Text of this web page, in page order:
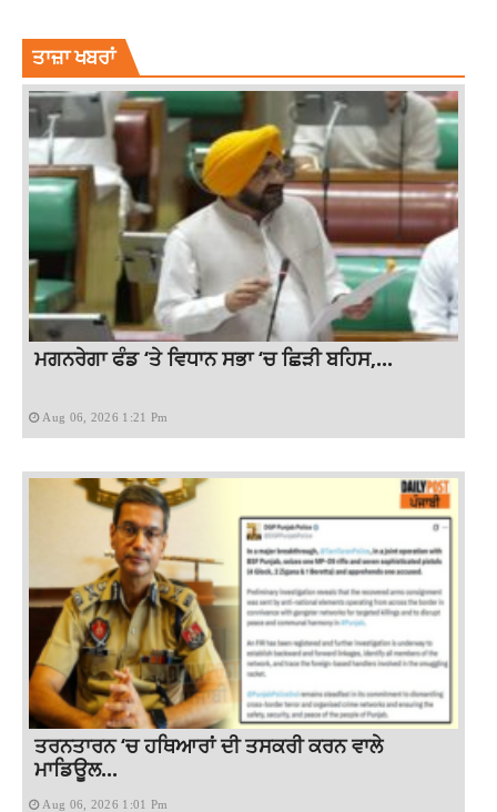
ਤਾਜ਼ਾ ਖਬਰਾਂ
ਮਗਨਰੇਗਾ ਫੰਡ ‘ਤੇ ਵਿਧਾਨ ਸਭਾ ‘ਚ ਛਿੜੀ ਬਹਿਸ,...
Aug 06, 2026 1:21 Pm
ਤਰਨਤਾਰਨ ‘ਚ ਹਥਿਆਰਾਂ ਦੀ ਤਸਕਰੀ ਕਰਨ ਵਾਲੇ
ਮਾਡਿਊਲ...
Aug 06, 2026 1:01 Pm